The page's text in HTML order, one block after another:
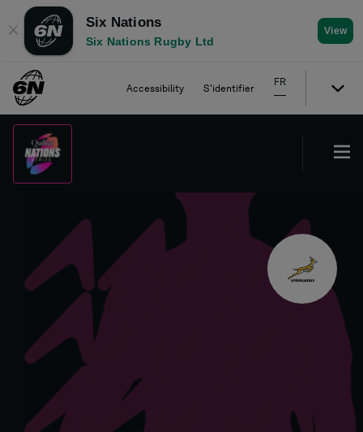
✕
Six Nations
Six Nations Rugby Ltd
View
Accessibility S'identifier
FR